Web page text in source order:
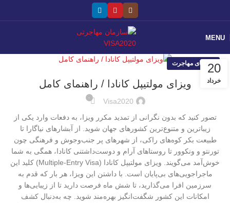
MENU
20
خرداد
راهنمای مهاجرت
ویزای مولتیپل کانادا / راهنمای کامل
Visa2020 ۰
تصور کنید که بدون نگرانی از تمدید مکرر ویزا، به دفعات وارد یکی از
زیباترین و متنوع‌ترین کشورهای جهان شوید. از آبشارهای نیاگارا تا
طبیعت بکر کوه‌های راکی، از شهرهای پر جنب‌وجوش و فرهنگی چون
تورنتو و ونکوور تا روستاهای آرام و دوست‌داشتنی کانادا، همگی به شما
خوش‌آمد می‌گویند. ویزای مولتیپل کانادا (Multiple-Entry Visa) کلید این
ماجراجویی‌های بی‌پایان است. با داشتن این ویزا، هر بار که قدم به
سرزمین افرا می‌گذارید، تا شش ماه فرصت دارید تا از زیبایی‌ها و
امکانات این کشور شگفت‌انگیز بهره‌مند شوید. چه به‌دنبال کشف